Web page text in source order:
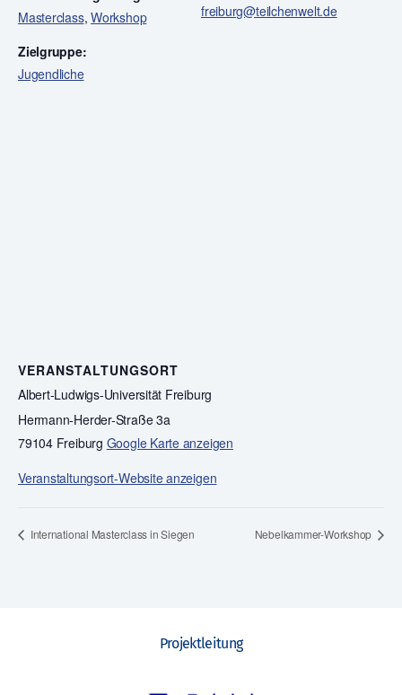
Masterclass,Workshop
Zielgruppe:
Jugendliche
freiburg@teilchenwelt.de
VERANSTALTUNGSORT
Albert-Ludwigs-Universität Freiburg
Hermann-Herder-Straße 3a
79104 Freiburg Google Karte anzeigen
Veranstaltungsort-Website anzeigen
International Masterclass in Siegen Nebelkammer-Workshop
Projektleitung